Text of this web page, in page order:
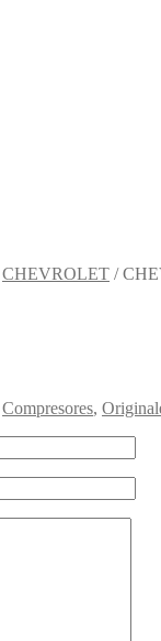
CHEVROLET /
Compresores,